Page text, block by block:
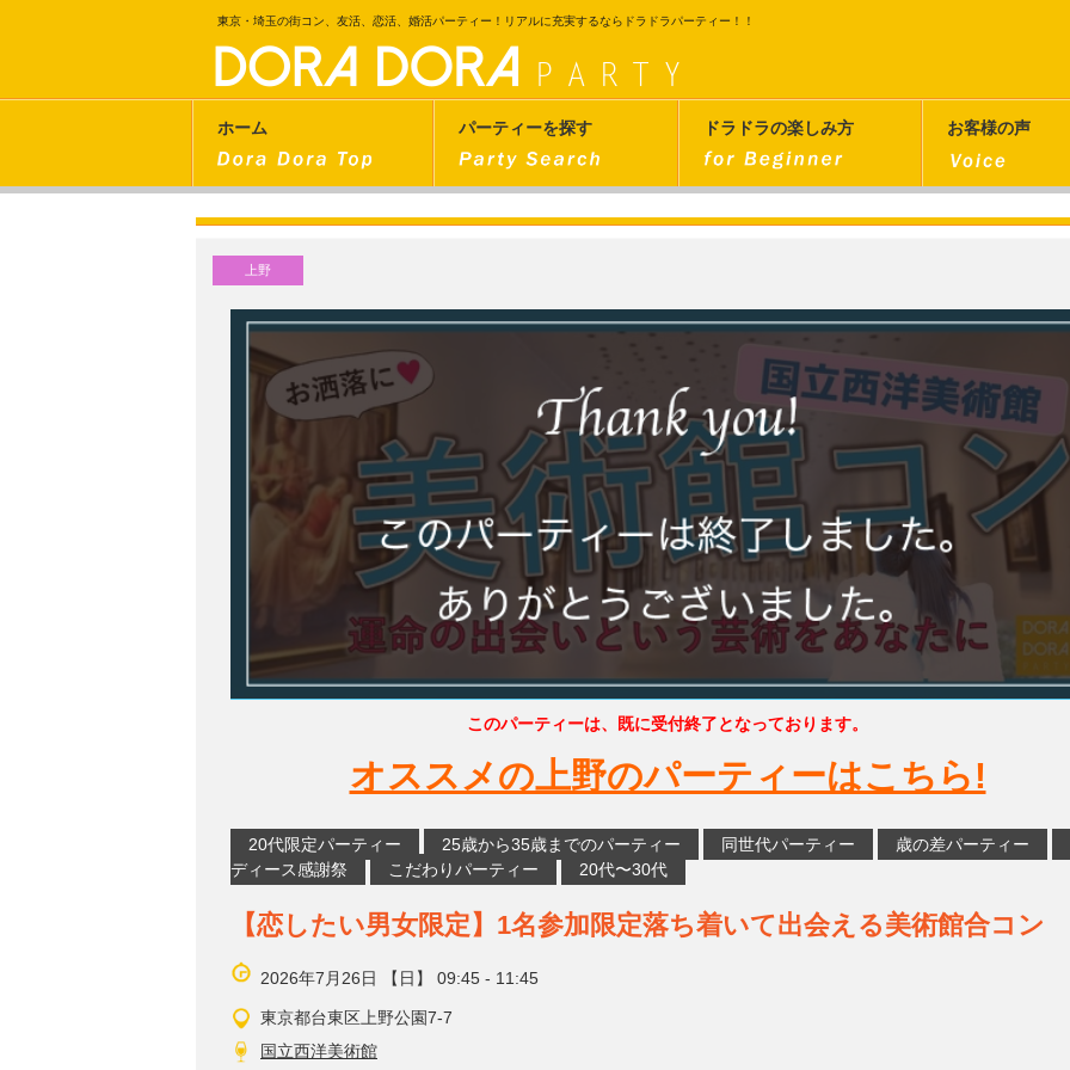
東京・埼玉の街コン、友活、恋活、婚活パーティー！リアルに充実するならドラドラパーティー！！
ホーム パーティーを探す ドラドラの楽しみ方 お客様の声
上野
このパーティーは、既に受付終了となっております。
オススメの上野のパーティーはこちら!
20代限定パーティー 25歳から35歳までのパーティー 同世代パーティー
歳の差パーティー
ディース感謝祭
こだわりパーティー 20代〜30代
【恋したい男女限定】1名参加限定落ち着いて出会える美術館合コン
2026年7月26日 【日】 09:45 - 11:45
東京都台東区上野公園7-7
国立西洋美術館